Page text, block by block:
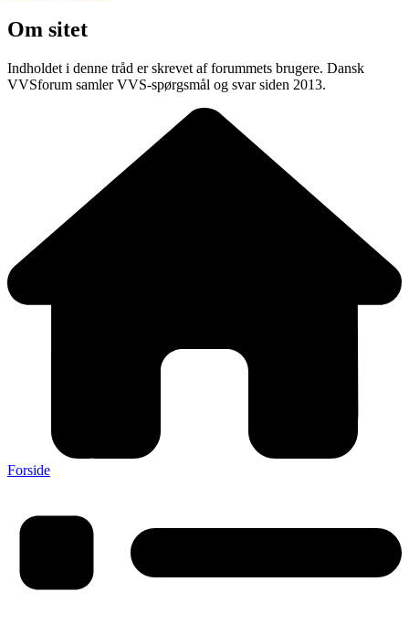
Om sitet
Indholdet i denne tråd er skrevet af forummets brugere. Dansk
VVSforum samler VVS-spørgsmål og svar siden 2013.
Forside